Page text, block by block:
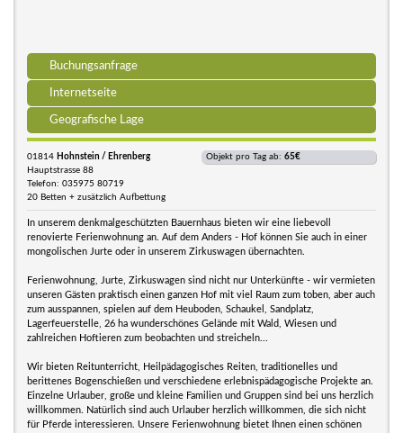
Buchungsanfrage
Internetseite
Geografische Lage
01814 Hohnstein / Ehrenberg
Hauptstrasse 88
Telefon: 035975 80719
20 Betten + zusätzlich Aufbettung
Objekt pro Tag ab: 65€
In unserem denkmalgeschützten Bauernhaus bieten wir eine liebevoll
renovierte Ferienwohnung an. Auf dem Anders - Hof können Sie auch in einer
mongolischen Jurte oder in unserem Zirkuswagen übernachten.
Ferienwohnung, Jurte, Zirkuswagen sind nicht nur Unterkünfte - wir vermieten
unseren Gästen praktisch einen ganzen Hof mit viel Raum zum toben, aber auch
zum ausspannen, spielen auf dem Heuboden, Schaukel, Sandplatz,
Lagerfeuerstelle, 26 ha wunderschönes Gelände mit Wald, Wiesen und
zahlreichen Hoftieren zum beobachten und streicheln...
Wir bieten Reitunterricht, Heilpädagogisches Reiten, traditionelles und
berittenes Bogenschießen und verschiedene erlebnispädagogische Projekte an.
Einzelne Urlauber, große und kleine Familien und Gruppen sind bei uns herzlich
willkommen. Natürlich sind auch Urlauber herzlich willkommen, die sich nicht
für Pferde interessieren. Unsere Ferienwohnung bietet Ihnen einen schönen